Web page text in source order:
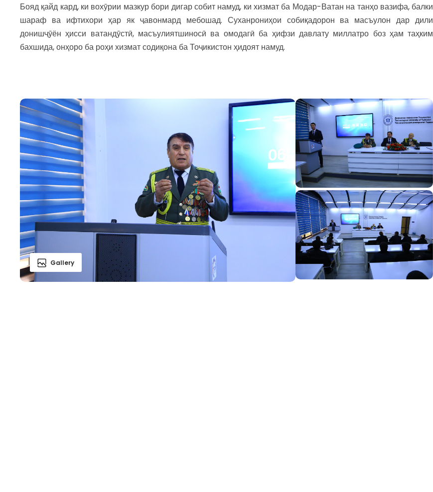
Бояд қайд кард, ки вохӯрии мазкур бори дигар собит намуд, ки хизмат ба Модар-Ватан на танҳо вазифа, балки
шараф ва ифтихори ҳар як ҷавонмард мебошад. Суханрониҳои собиқадорон ва масъулон дар дили
донишҷӯён ҳисси ватандӯстӣ, масъулиятшиносӣ ва омодагӣ ба ҳифзи давлату миллатро боз ҳам таҳким
бахшида, онҳоро ба роҳи хизмат содиқона ба Тоҷикистон ҳидоят намуд.
Gallery